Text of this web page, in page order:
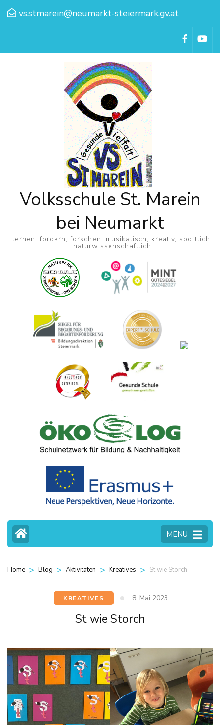
vs.stmarein@neumarkt-steiermark.gv.at
Volksschule St. Marein
bei Neumarkt
lernen, fördern, forschen, musikalisch, kreativ, sportlich,
naturwissenschaftlich
MENU
Home > Blog > Aktivitäten > Kreatives > St wie Storch
KREATIVES 8. Mai 2023
St wie Storch